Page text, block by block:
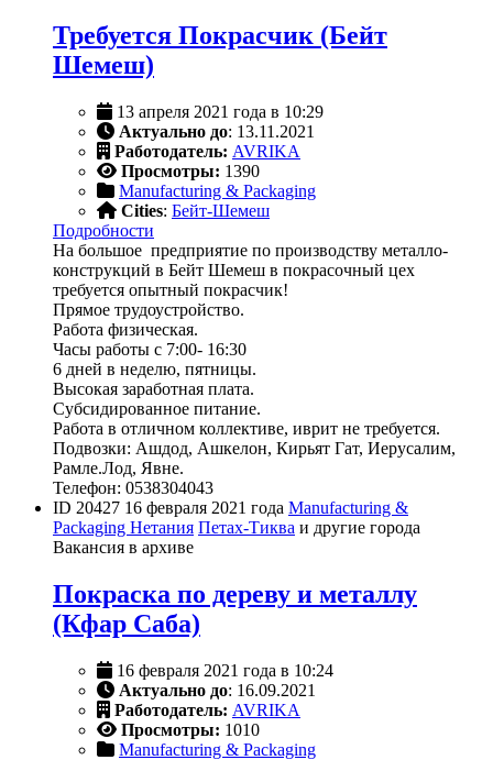
Требуется Покрасчик (Бейт
Шемеш)
13 апреля 2021 года в 10:29
Актуально до: 13.11.2021
Работодатель: AVRIKA
Просмотры: 1390
Manufacturing & Packaging
Cities: Бейт-Шемеш
Подробности
На большое предприятие по производству металло-
конструкций в Бейт Шемеш в покрасочный цех
требуется опытный покрасчик!
Прямое трудоустройство.
Работа физическая.
Часы работы с 7:00- 16:30
6 дней в неделю, пятницы.
Высокая заработная плата.
Субсидированное питание.
Работа в отличном коллективе, иврит не требуется.
Подвозки: Ашдод, Ашкелон, Кирьят Гат, Иерусалим,
Рамле.Лод, Явне.
Телефон: 0538304043
ID 20427 16 февраля 2021 года Manufacturing &
Packaging Нетания Петах-Тиква и другие города
Вакансия в архиве
Покраска по дереву и металлу
(Кфар Саба)
16 февраля 2021 года в 10:24
Актуально до: 16.09.2021
Работодатель: AVRIKA
Просмотры: 1010
Manufacturing & Packaging